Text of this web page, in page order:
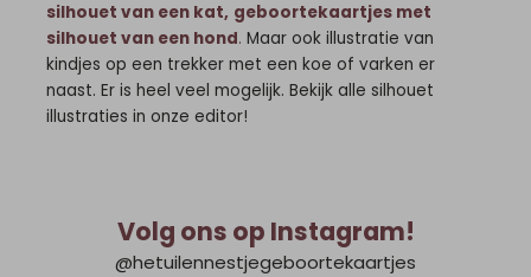
silhouet van een kat, geboortekaartjes met
silhouet van een hond. Maar ook illustratie van
kindjes op een trekker met een koe of varken er
naast. Er is heel veel mogelijk. Bekijk alle silhouet
illustraties in onze editor!
Volg ons op Instagram!
@hetuilennestjegeboortekaartjes